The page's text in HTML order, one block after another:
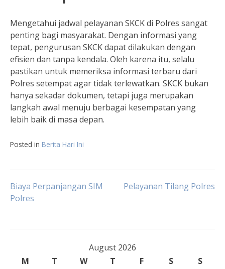
Mengetahui jadwal pelayanan SKCK di Polres sangat
penting bagi masyarakat. Dengan informasi yang
tepat, pengurusan SKCK dapat dilakukan dengan
efisien dan tanpa kendala. Oleh karena itu, selalu
pastikan untuk memeriksa informasi terbaru dari
Polres setempat agar tidak terlewatkan. SKCK bukan
hanya sekadar dokumen, tetapi juga merupakan
langkah awal menuju berbagai kesempatan yang
lebih baik di masa depan.
Posted in Berita Hari Ini
Post
Biaya Perpanjangan SIM
Polres
Pelayanan Tilang Polres
August 2026
M
T W T F S
S